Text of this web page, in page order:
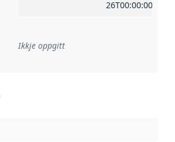
26T00:00:00Z
Referanse til ei implementeringsregel eller
Ikkje oppgitt